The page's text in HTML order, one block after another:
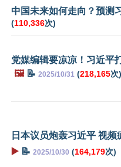
中国未来如何走向？预测
(110,336次)
党媒编辑要凉凉！习近平
🖼️📝 2025/10/31 (218,165次)
日本议员炮轰习近平 视频
▶️ 📝 2025/10/30 (164,179次)